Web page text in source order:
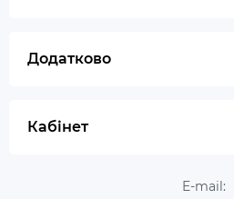
Додатково
Кабінет
E-mail: